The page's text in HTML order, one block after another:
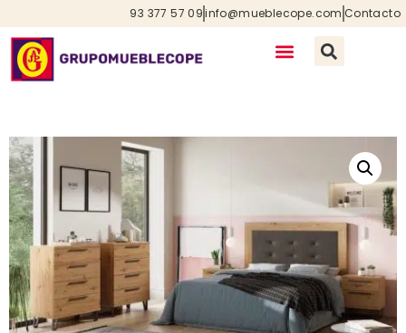
93 377 57 09info@mueblecope.com Contacto